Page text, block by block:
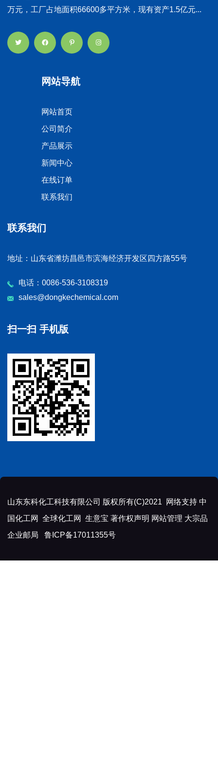
万元，工厂占地面积66600多平方米，现有资产1.5亿元...
网站导航
网站首页
公司简介
产品展示
新闻中心
在线订单
联系我们
联系我们
地址：山东省潍坊昌邑市滨海经济开发区四方路55号
电话：0086-536-3108319
sales@dongkechemical.com
扫一扫 手机版
山东东科化工科技有限公司 版权所有(C)2021 网络支持 中
国化工网
全球化工网 生意宝 著作权声明 网站管理 大宗品
企业邮局
鲁ICP备17011355号